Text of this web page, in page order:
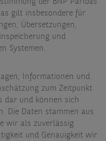
gilt insbesondere für
Übersetzungen,
und
Systemen.
Informationen und
zum Zeitpunkt
dar und können sich
Die Daten stammen aus
wir als zuverlässig
und Genauigkeit wir